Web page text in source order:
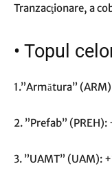
Tranzacţionare, a
• Topul
1.”Armătura”
2. ”Prefab”
3. ”UAMT” (UAM):